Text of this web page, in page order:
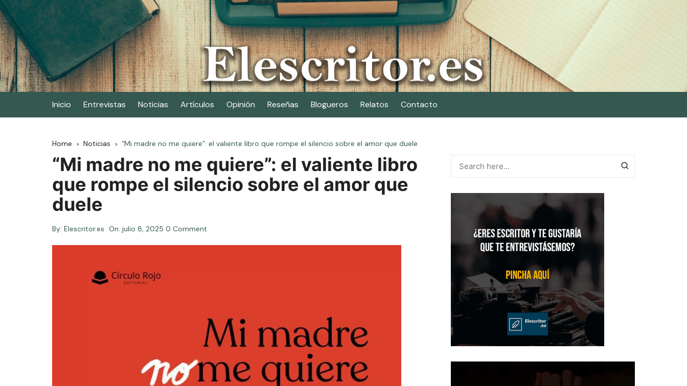
Skip
to
content
Elescritor.es
El periódico digital de los escritores
Inicio Entrevistas Noticias Artículos Opinión Reseñas Blogueros Relatos Contacto
Home Noticias “Mi madre no me quiere”: el valiente libro que rompe el silencio sobre el amor que duele
“Mi madre no me quiere”: el valiente libro
que rompe el silencio sobre el amor que
duele
By: Elescritor.es On: julio 8, 2025 0 Comment